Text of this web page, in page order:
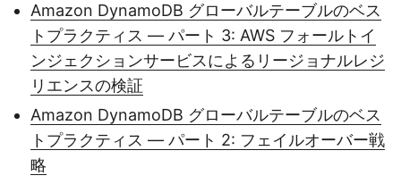
Amazon DynamoDB グローバルテーブルのベス
トプラクティス — パート 3: AWS フォールトイ
ンジェクションサービスによるリージョナルレジ
リエンスの検証
Amazon DynamoDB グローバルテーブルのベス
トプラクティス — パート 2: フェイルオーバー戦
略